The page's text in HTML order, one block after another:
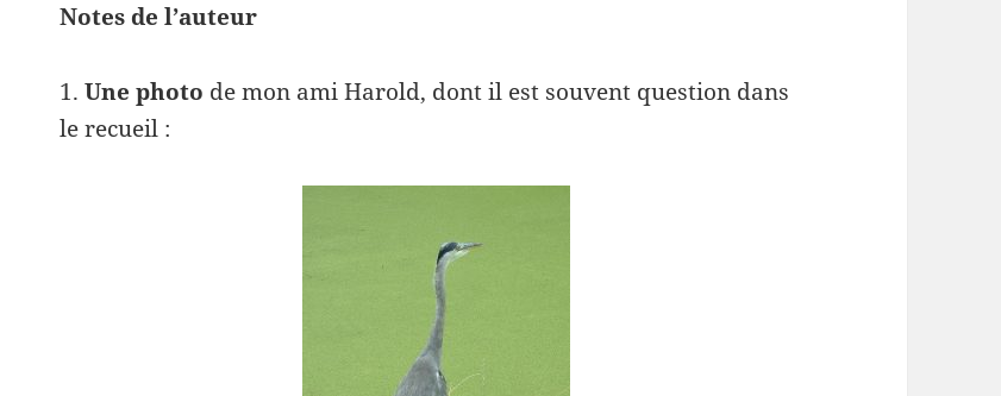
Notes de l’auteur
1.Une photo de mon ami Harold, dont il est souvent question dans
le recueil :